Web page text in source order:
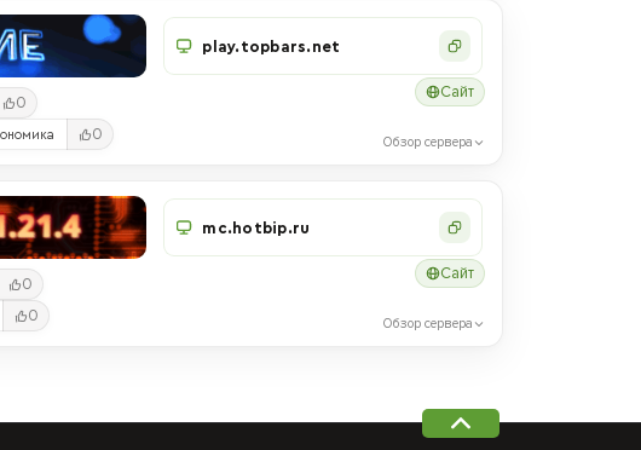
0
0
play.topbars.net
Сайт
Обзор сервера
0
0
mc.hotbip.ru
Сайт
Обзор сервера